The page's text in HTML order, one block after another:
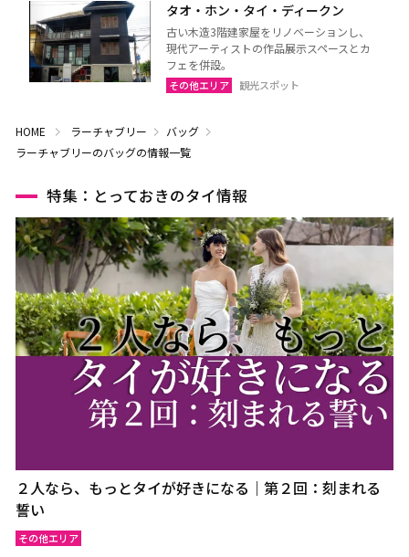
タオ・ホン・タイ・ディークン
古い木造3階建家屋をリノベーションし、
現代アーティストの作品展示スペースとカ
フェを併設。
その他エリア 観光スポット
HOME ラーチャブリー
バッグ
ラーチャブリーのバッグの情報一覧
特集：とっておきのタイ情報
２人なら、もっとタイが好きになる｜第２回：刻まれる
誓い
その他エリア